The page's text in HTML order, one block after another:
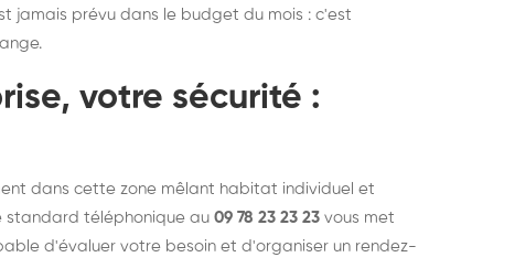
jamais prévu dans le budget du mois : c'est
votre sécurité :
dans cette zone mêlant habitat individuel et
standard téléphonique au 09 78 23 23 23 vous met
d'évaluer votre besoin et d'organiser un rendez-